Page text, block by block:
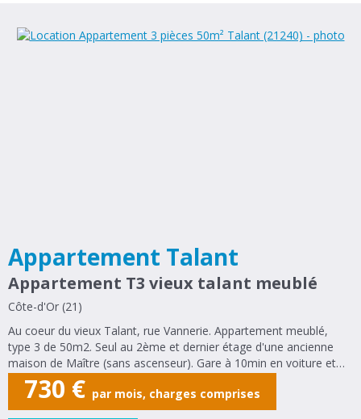
Appartement Talant
Appartement T3 vieux talant meublé
Côte-d'Or (21)
Au coeur du vieux Talant, rue Vannerie. Appartement meublé,
type 3 de 50m2. Seul au 2ème et dernier étage d'une ancienne
maison de Maître (sans ascenseur). Gare à 10min en voiture et
15min en bus. Composé d'une entrée, deux chambres (11,9m2 et
8,2m2), une pièce de...
730 € par mois, charges comprises